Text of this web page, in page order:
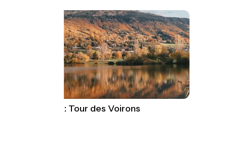
Boucle cyclo : Tour des Voirons